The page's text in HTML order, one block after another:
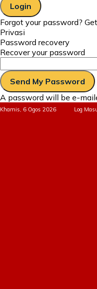
Forgot your password?
Privasi
Password recovery
Recover your password
A password will be e-
Khamis, 6 Ogos 2026 Log